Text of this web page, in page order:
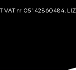
nr 05142860484.